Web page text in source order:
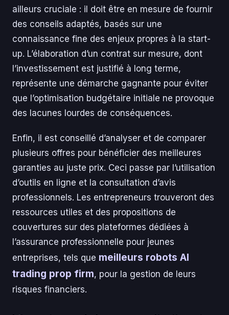
ailleurs cruciale : il doit être en mesure de fournir
des conseils adaptés, basés sur une
connaissance fine des enjeux propres à la start-
up. L’élaboration d’un contrat sur mesure, dont
l’investissement est justifié à long terme,
représente une démarche gagnante pour éviter
que l’optimisation budgétaire initiale ne provoque
des lacunes lourdes de conséquences.
Enfin, il est conseillé d’analyser et de comparer
plusieurs offres pour bénéficier des meilleures
garanties au juste prix. Ceci passe par l’utilisation
d’outils en ligne et la consultation d’avis
professionnels. Les entrepreneurs trouveront des
ressources utiles et des propositions de
couvertures sur des plateformes dédiées à
l’assurance professionnelle pour jeunes
entreprises, tels que meilleurs robots AI
trading prop firm, pour la gestion de leurs
risques financiers.